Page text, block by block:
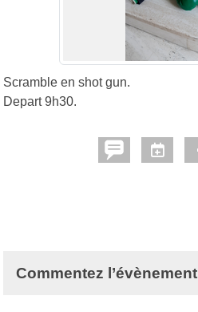
Scramble en shot gun.
Depart 9h30.
Commentez l’évènement